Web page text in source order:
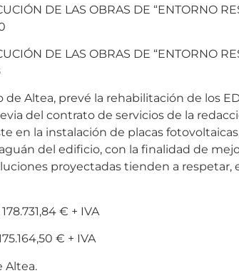
DE LAS OBRAS DE “ENTORNO
DE LAS OBRAS DE “ENTORNO
Altea, prevé la rehabilitación de los
del contrato de servicios de la
en la instalación de placas
del edificio, con la finalidad de
proyectadas tienden a
178.731,84 € + IVA
€ + IVA
Altea.